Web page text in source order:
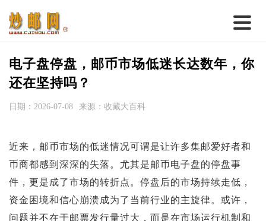
首 页
邮票行情
钱币行情
热点话题
实战论坛
电子盘停盘，邮币市场低迷长达数年，你
还在坚持吗？
日期：2026-07-08 来源：收藏大百科
近来，邮币市场的低迷情况可谓是让许多集邮爱好者和
币商都感到深深的失落。尤其是邮币电子盘的停盘事
件，更是成了市场的转折点。停盘后的市场持续走低，
资金困境和信心崩溃成为了当前行业的主旋律。或许，
问题并不在于邮票发行量过大，而是在市场运行机制和